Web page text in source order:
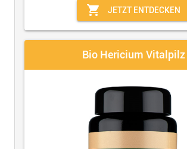
shopping_cart JETZT ENTDECKEN
Bio Hericium Vitalpilz